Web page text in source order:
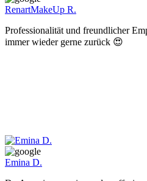
RenartMakeUp R.
Professionalität und freundlicher
immer wieder gerne zurück 😍
Emina D.